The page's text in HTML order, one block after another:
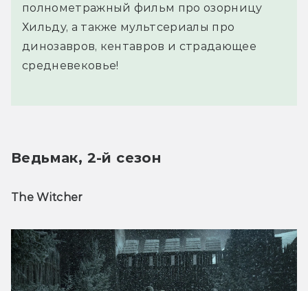
полнометражный фильм про озорницу
Хильду, а также мультсериалы про
динозавров, кентавров и страдающее
средневековье!
Ведьмак, 2-й сезон
The Witcher